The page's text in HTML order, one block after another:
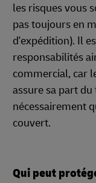
les risques vous
pas toujours en
d'expédition). Il
responsabilités
commercial, car
assure sa part
nécessairement
couvert.
Qui peut